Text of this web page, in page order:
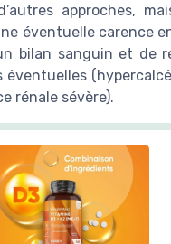
approches,
éventuelle carence
bilan sanguin et de
rénale sévère).